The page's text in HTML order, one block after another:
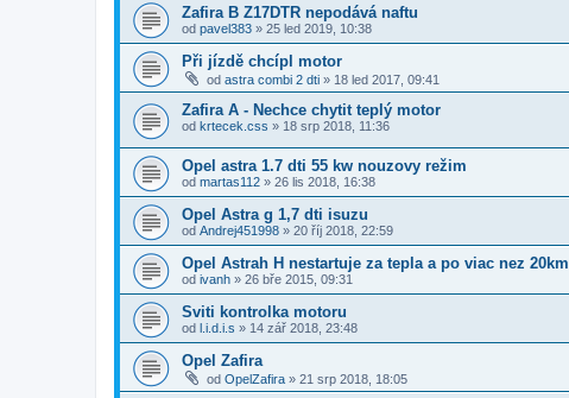
Zafira B Z17DTR nepodává naftu
od pavel383 » 25 led 2019, 10:38
Při jízdě chcípl motor
od astra combi 2 dti » 18 led 2017, 09:41
Zafira A - Nechce chytit teplý motor
od krtecek.css » 18 srp 2018, 11:36
Opel astra 1.7 dti 55 kw nouzovy režim
od martas112 » 26 lis 2018, 16:38
Opel Astra g 1,7 dti isuzu
od Andrej451998 » 20 říj 2018, 22:59
Opel Astrah H nestartuje za tepla a po viac nez 20km
od ivanh » 26 bře 2015, 09:31
Sviti kontrolka motoru
od l.i.d.i.s » 14 zář 2018, 23:48
Opel Zafira
od OpelZafira » 21 srp 2018, 18:05